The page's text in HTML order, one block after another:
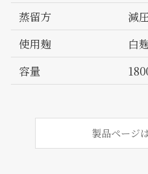
蒸留方
減
使用麹
白
容量
製品ページ